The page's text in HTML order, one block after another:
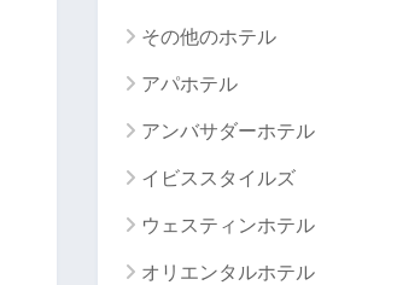
その他のホテル
アパホテル
アンバサダーホテル
イビススタイルズ
ウェスティンホテル
オリエンタルホテル